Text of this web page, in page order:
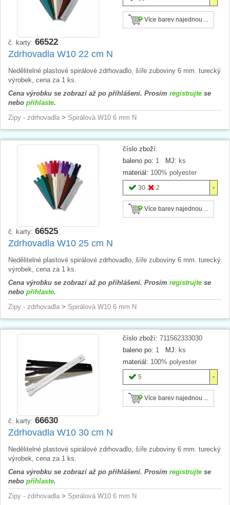
Více barev najednou ...
č. karty: 66522
Zdrhovadla W10 22 cm N
Nedělitelné plastové spirálové zdrhovadlo, šíře zuboviny 6 mm. turecký
výrobek, cena za 1 ks.
Cena výrobku se zobrazí až po přihlášení. Prosím registrujte se
nebo přihlaste.
Zipy - zdrhovadla > Spirálová W10 6 mm N
číslo zboží:
baleno po: 1 MJ: ks
materiál: 100% polyester
30 2
Více barev najednou ...
č. karty: 66525
Zdrhovadla W10 25 cm N
Nedělitelné plastové spirálové zdrhovadlo, šíře zuboviny 6 mm. turecký
výrobek, cena za 1 ks.
Cena výrobku se zobrazí až po přihlášení. Prosím registrujte se
nebo přihlaste.
Zipy - zdrhovadla > Spirálová W10 6 mm N
číslo zboží: 711562333030
baleno po: 1 MJ: ks
materiál: 100% polyester
5
Více barev najednou ...
č. karty: 66630
Zdrhovadla W10 30 cm N
Nedělitelné plastové spirálové zdrhovadlo, šíře zuboviny 6 mm. turecký
výrobek, cena za 1 ks.
Cena výrobku se zobrazí až po přihlášení. Prosím registrujte se
nebo přihlaste.
Zipy - zdrhovadla > Spirálová W10 6 mm N